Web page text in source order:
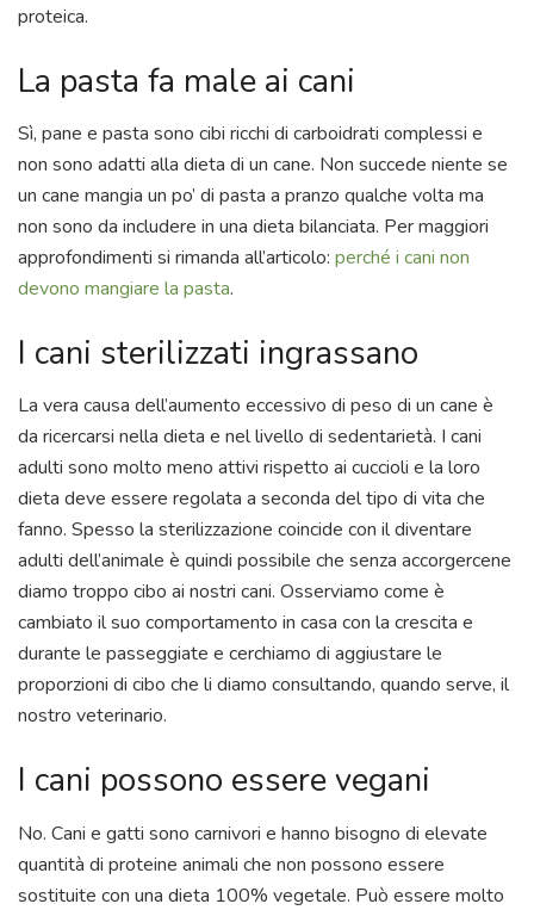
proteica.
La pasta fa male ai cani
Sì, pane e pasta sono cibi ricchi di carboidrati complessi e
non sono adatti alla dieta di un cane. Non succede niente se
un cane mangia un po’ di pasta a pranzo qualche volta ma
non sono da includere in una dieta bilanciata. Per maggiori
approfondimenti si rimanda all’articolo: perché i cani non
devono mangiare la pasta.
I cani sterilizzati ingrassano
La vera causa dell’aumento eccessivo di peso di un cane è
da ricercarsi nella dieta e nel livello di sedentarietà. I cani
adulti sono molto meno attivi rispetto ai cuccioli e la loro
dieta deve essere regolata a seconda del tipo di vita che
fanno. Spesso la sterilizzazione coincide con il diventare
adulti dell’animale è quindi possibile che senza accorgercene
diamo troppo cibo ai nostri cani. Osserviamo come è
cambiato il suo comportamento in casa con la crescita e
durante le passeggiate e cerchiamo di aggiustare le
proporzioni di cibo che li diamo consultando, quando serve, il
nostro veterinario.
I cani possono essere vegani
No. Cani e gatti sono carnivori e hanno bisogno di elevate
quantità di proteine animali che non possono essere
sostituite con una dieta 100% vegetale. Può essere molto